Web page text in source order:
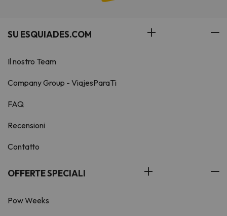
SU ESQUIADES.COM
Il nostro Team
Company Group - ViajesParaTi
FAQ
Recensioni
Contatto
OFFERTE SPECIALI
Pow Weeks